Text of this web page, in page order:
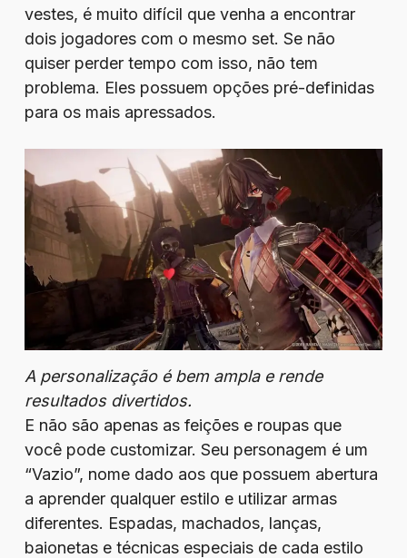
vestes, é muito difícil que venha a encontrar
dois jogadores com o mesmo set. Se não
quiser perder tempo com isso, não tem
problema. Eles possuem opções pré-definidas
para os mais apressados.
A personalização é bem ampla e rende
resultados divertidos.
E não são apenas as feições e roupas que
você pode customizar. Seu personagem é um
“Vazio”, nome dado aos que possuem abertura
a aprender qualquer estilo e utilizar armas
diferentes. Espadas, machados, lanças,
baionetas e técnicas especiais de cada estilo